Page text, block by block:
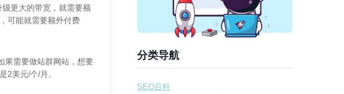
更大的带宽，就需要额
可能就需要额外付费
果需要做站群网站，想要
2美元/个/月。
分类导航
SEO百科